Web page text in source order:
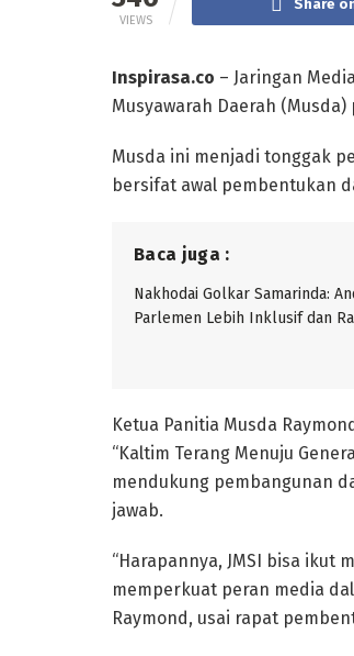
VIEWS
Share
Inspirasa.co – Jaringan
Musyawarah Daerah
Musda ini menjadi tonggak
bersifat awal pembentukan
Baca juga :
Nakhodai Golkar Samarinda:
Parlemen Lebih Inklusif dan
Ketua Panitia Musda
“Kaltim Terang Menuju
mendukung pembangunan
jawab.
“Harapannya, JMSI bisa ikut
memperkuat peran media
Raymond, usai rapat